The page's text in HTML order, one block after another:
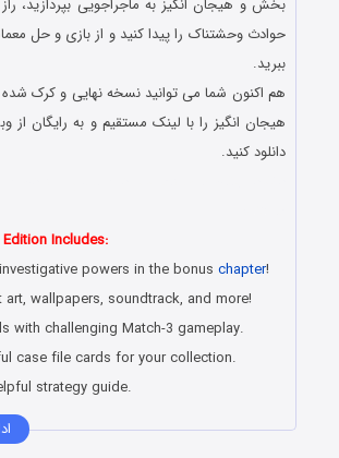
بخش و هیجان انگیز به ماجراجویی بپردازید،
حوادث وحشتناک را پیدا کنید و از بازی و حل
ببرید.
هم اکنون شما می توانید نسخه نهایی و کرک
هیجان انگیز را با لینک مستقیم و به رایگان
دانلود کنید.
Includes:
powers in the bonuschapter!
art, wallpapers, soundtrack, and more!
with challenging Match-3 gameplay.
case file cards for your collection.
strategy guide.